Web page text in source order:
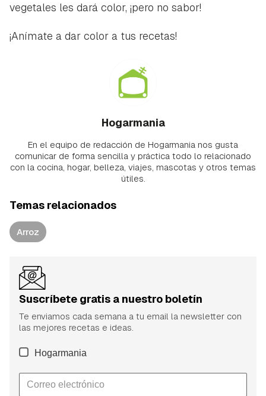
vegetales les dará color, ¡pero no sabor!
¡Anímate a dar color a tus recetas!
Hogarmania
En el equipo de redacción de Hogarmania nos gusta
comunicar de forma sencilla y práctica todo lo relacionado
con la cocina, hogar, belleza, viajes, mascotas y otros temas
útiles.
Temas relacionados
Arroz
Suscríbete gratis a nuestro boletín
Te enviamos cada semana a tu email la newsletter con
las mejores recetas e ideas.
Hogarmania